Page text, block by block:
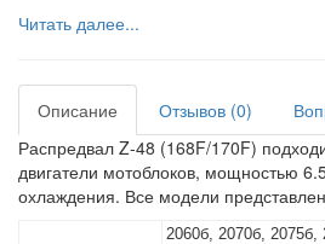
Читать далее...
Описание Отзывов (0)
Распредвал Z-48 (168F/170F)
двигатели мотоблоков, мощностью
охлаждения. Все модели
2060б, 2070б, 2075б,